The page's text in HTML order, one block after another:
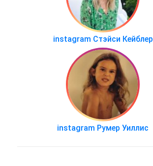
instagram Стэйси Кейблер
instagram Румер Уиллис